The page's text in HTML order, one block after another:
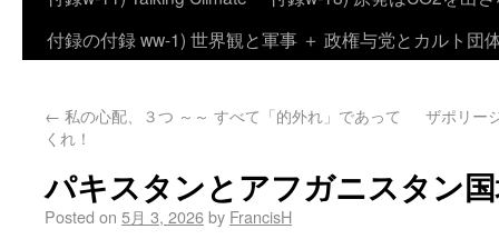
付録の付録 ww-1) 世界観と軍事 ＋ 政権与党とカルト団
← 私の心配、３つ ～～ すべて「的外れ」であって
くれ！
ザポリー
パキスタンとアフガニスタン
Posted on 5月 3, 2026by FrancisH